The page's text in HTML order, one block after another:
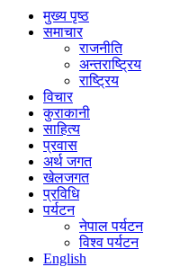
मुख्य पृष्ठ
समाचार
राजनीति
अन्तराष्ट्रिय
राष्ट्रिय
विचार
कुराकानी
साहित्य
प्रवास
अर्थ जगत
खेलजगत
प्रविधि
पर्यटन
नेपाल पर्यटन
विश्व पर्यटन
English